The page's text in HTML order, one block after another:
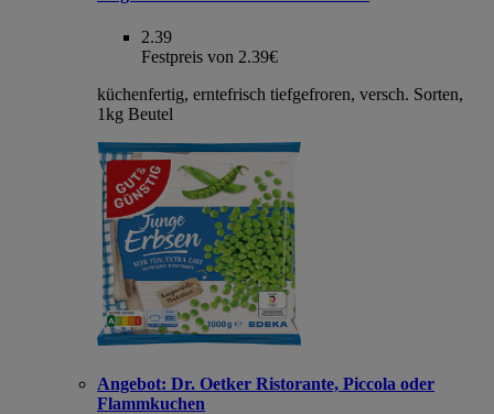
2.39
Festpreis von 2.39€
küchenfertig, erntefrisch tiefgefroren, versch. Sorten,
1kg Beutel
Angebot: Dr. Oetker Ristorante, Piccola oder
Flammkuchen